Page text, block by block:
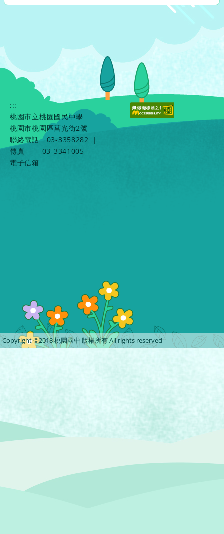
:::
桃園市立桃園國民中學
桃園市桃園區莒光街2號
聯絡電話
03-3358282
|
傳真
03-3341005
電子信箱
Copyright ©2018 桃園國中 版權所有 All rights reserved